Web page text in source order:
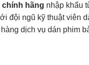
chính hãng nhập khẩu
đội ngũ kỹ thuật viên
dịch vụ dán phim